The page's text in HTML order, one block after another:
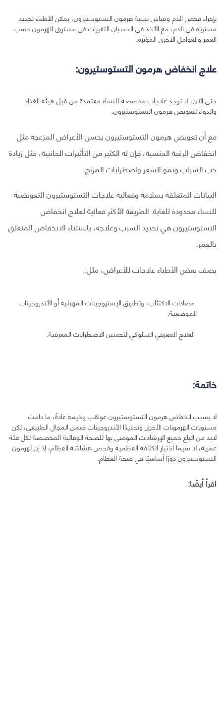
بإجراء فحص الدم وقياس نسبة هرمون التستوستيرون، يمكن الأطباء تحديد
مستواه في الدم، مع الأخذ في الحسبان التغيرات في مستوى الهرمون حسب
العمر والعوامل الأخرى المؤثرة.
علاج انخفاض هرمون التستوستيرون:
حتى الآن، لا توجد علاجات مخصصة للنساء معتمدة من قبل هيئة الغذاء
والدواء لتعويض هرمون التستوستيرون.
مع أن تعويض هرمون التستوستيرون يحسن الأعراض المزعجة مثل
انخفاض الرغبة الجنسية، فإن له الكثير من التأثيرات الجانبية، مثل زيادة
حب الشباب ونمو الشعر واضطرابات المزاج.
البيانات المتعلقة بسلامة وفعالية علاجات التستوستيرون التعويضية
للنساء محدودة للغاية. الطريقة الأكثر فعالية لعلاج انخفاض
التستوستيرون هي تحديد السبب وعلاجه، باستثناء الانخفاض المتعلق
بالعمر.
يصف بعض الأطباء علاجات للأعراض، مثل:
مضادات الاكتئاب، وتطبيق الإستروجينات المهبلية أو الأندروجينات
الموضعية.
العلاج المعرفي السلوكي لتحسين الاضطرابات المعرفية.
خاتمة:
لا يسبب انخفاض هرمون التستوستيرون عواقب وخيمة عادةً، ما دامت
مستويات الهرمونات الأخرى وتحديدًا الأندروجينات ضمن المجال الطبيعي، لكن
لابد من اتباع جميع الإرشادات الموصى بها للصحة الوقائية المخصصة لكل فئة
عمرية، لا سيما اختبار الكثافة العظمية وفحص هشاشة العظام، إذ إن لهرمون
التستوستيرون دورًا أساسيًا في صحة العظام.
اقرأ أيضًا: